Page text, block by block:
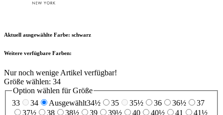
Aktuell ausgewählte Farbe: schwarz
Weitere verfügbare Farben:
Nur noch wenige Artikel verfügbar!
Größe wählen: 34
Option wählen für Größe
33
34 Ausgewählt34½ 35 35½ 36 36½
37
37½
38 38½ 39 39½ 40 40½ 41
41½